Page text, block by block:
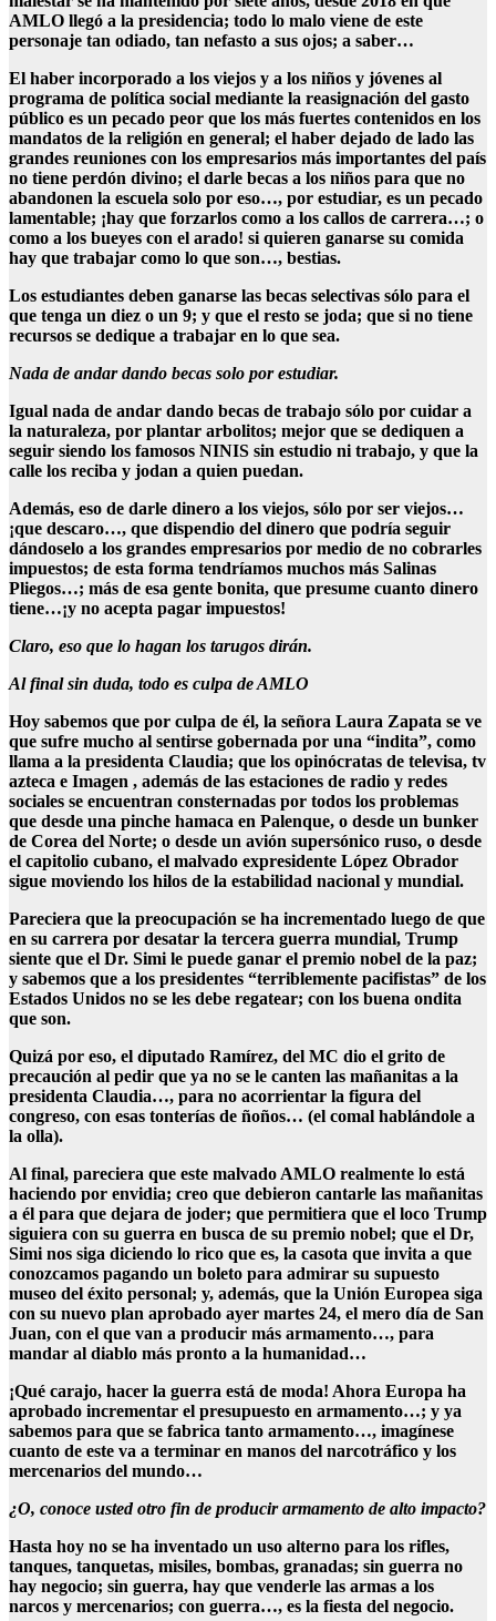
AMLO llegó a la presidencia; todo lo malo viene de este
personaje tan odiado, tan nefasto a sus ojos; a saber…
El haber incorporado a los viejos y a los niños y jóvenes al
programa de política social mediante la reasignación del gasto
público es un pecado peor que los más fuertes contenidos en los
mandatos de la religión en general; el haber dejado de lado las
grandes reuniones con los empresarios más importantes del país
no tiene perdón divino; el darle becas a los niños para que no
abandonen la escuela solo por eso…, por estudiar, es un pecado
lamentable; ¡hay que forzarlos como a los callos de carrera…; o
como a los bueyes con el arado! si quieren ganarse su comida
hay que trabajar como lo que son…, bestias.
Los estudiantes deben ganarse las becas selectivas sólo para el
que tenga un diez o un 9; y que el resto se joda; que si no tiene
recursos se dedique a trabajar en lo que sea.
Nada de andar dando becas solo por estudiar.
Igual nada de andar dando becas de trabajo sólo por cuidar a
la naturaleza, por plantar arbolitos; mejor que se dediquen a
seguir siendo los famosos NINIS sin estudio ni trabajo, y que la
calle los reciba y jodan a quien puedan.
Además, eso de darle dinero a los viejos, sólo por ser viejos…
¡que descaro…, que dispendio del dinero que podría seguir
dándoselo a los grandes empresarios por medio de no cobrarles
impuestos; de esta forma tendríamos muchos más Salinas
Pliegos…; más de esa gente bonita, que presume cuanto dinero
tiene…¡y no acepta pagar impuestos!
Claro, eso que lo hagan los tarugos dirán.
Al final sin duda, todo es culpa de AMLO
Hoy sabemos que por culpa de él, la señora Laura Zapata se ve
que sufre mucho al sentirse gobernada por una “indita”, como
llama a la presidenta Claudia; que los opinócratas de televisa, tv
azteca e Imagen , además de las estaciones de radio y redes
sociales se encuentran consternadas por todos los problemas
que desde una pinche hamaca en Palenque, o desde un bunker
de Corea del Norte; o desde un avión supersónico ruso, o desde
el capitolio cubano, el malvado expresidente López Obrador
sigue moviendo los hilos de la estabilidad nacional y mundial.
Pareciera que la preocupación se ha incrementado luego de que
en su carrera por desatar la tercera guerra mundial, Trump
siente que el Dr. Simi le puede ganar el premio nobel de la paz;
y sabemos que a los presidentes “terriblemente pacifistas” de los
Estados Unidos no se les debe regatear; con los buena ondita
que son.
Quizá por eso, el diputado Ramírez, del MC dio el grito de
precaución al pedir que ya no se le canten las mañanitas a la
presidenta Claudia…, para no acorrientar la figura del
congreso, con esas tonterías de ñoños… (el comal hablándole a
la olla).
Al final, pareciera que este malvado AMLO realmente lo está
haciendo por envidia; creo que debieron cantarle las mañanitas
a él para que dejara de joder; que permitiera que el loco Trump
siguiera con su guerra en busca de su premio nobel; que el Dr,
Simi nos siga diciendo lo rico que es, la casota que invita a que
conozcamos pagando un boleto para admirar su supuesto
museo del éxito personal; y, además, que la Unión Europea siga
con su nuevo plan aprobado ayer martes 24, el mero día de San
Juan, con el que van a producir más armamento…, para
mandar al diablo más pronto a la humanidad…
¡Qué carajo, hacer la guerra está de moda! Ahora Europa ha
aprobado incrementar el presupuesto en armamento…; y ya
sabemos para que se fabrica tanto armamento…, imagínese
cuanto de este va a terminar en manos del narcotráfico y los
mercenarios del mundo…
¿O, conoce usted otro fin de producir armamento de alto impacto?
Hasta hoy no se ha inventado un uso alterno para los rifles,
tanques, tanquetas, misiles, bombas, granadas; sin guerra no
hay negocio; sin guerra, hay que venderle las armas a los
narcos y mercenarios; con guerra…, es la fiesta del negocio.